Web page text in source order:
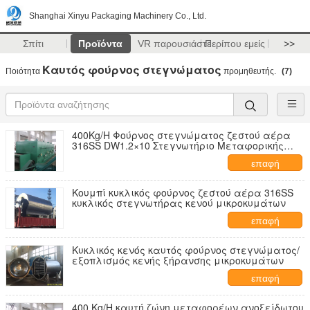
Shanghai Xinyu Packaging Machinery Co., Ltd.
Σπίτι Προϊόντα VR παρουσιάστεΠερίπου εμείς >>
Ποιότητα Καυτός φούρνος στεγνώματος προμηθευτής. (7)
400Kg/H Φούρνος στεγνώματος ζεστού αέρα
316SS DW1.2×10 Στεγνωτήριο Μεταφορικής
επαφή
Κουμπί κυκλικός φούρνος ζεστού αέρα 316SS
κυκλικός στεγνωτήρας κενού μικροκυμάτων
επαφή
Κυκλικός κενός καυτός φούρνος στεγνώματος/
εξοπλισμός κενής ξήρανσης μικροκυμάτων
επαφή
400 Kg/H καυτή ζώνη μεταφορέων ανοξείδωτου